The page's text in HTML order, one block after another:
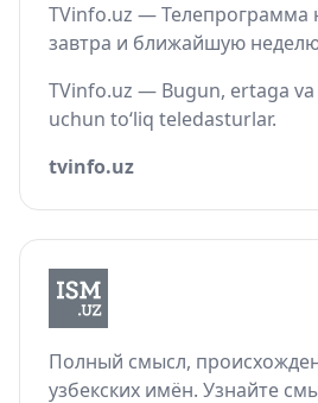
TVinfo.uz — Телепрограмма
завтра и ближайшую
TVinfo.uz — Bugun, ertaga
uchun to‘liq teledasturlar.
tvinfo.uz
Полный смысл,
узбекских имён. Узнайте